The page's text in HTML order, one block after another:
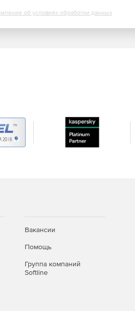
об условиях обработки данных
Вакансии
Помощь
Группа компаний
Softline